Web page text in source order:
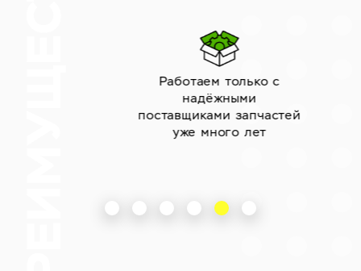
Работаем только с
надёжными
поставщиками запчастей
уже много лет